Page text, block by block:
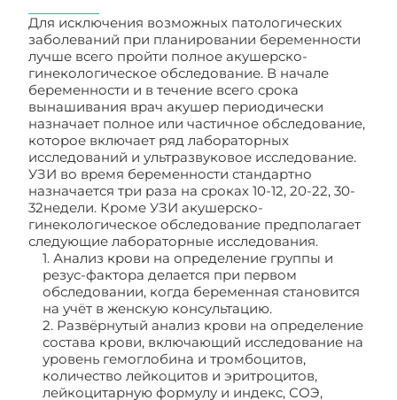
Для исключения возможных патологических
заболеваний при планировании беременности
лучше всего пройти полное акушерско-
гинекологическое обследование. В начале
беременности и в течение всего срока
вынашивания врач акушер периодически
назначает полное или частичное обследование,
которое включает ряд лабораторных
исследований и ультразвуковое исследование.
УЗИ во время беременности стандартно
назначается три раза на сроках 10-12, 20-22, 30-
32недели. Кроме УЗИ акушерско-
гинекологическое обследование предполагает
следующие лабораторные исследования.
1. Анализ крови на определение группы и
резус-фактора делается при первом
обследовании, когда беременная становится
на учёт в женскую консультацию.
2. Развёрнутый анализ крови на определение
состава крови, включающий исследование на
уровень гемоглобина и тромбоцитов,
количество лейкоцитов и эритроцитов,
лейкоцитарную формулу и индекс, СОЭ,